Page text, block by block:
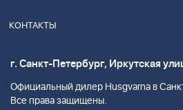
КОНТАКТЫ
г. Санкт-Петербург, Иркутская
Официальный дилер Husgvarna в
Все права защищены.